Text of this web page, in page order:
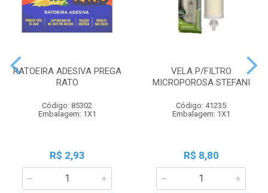
RATOEIRA ADESIVA PREGA
RATO
Código: 85302
Embalagem: 1X1
R$ 2,93
VELA P/FILTRO
MICROPOROSA STEFANI
Código: 41235
Embalagem: 1X1
R$ 8,80